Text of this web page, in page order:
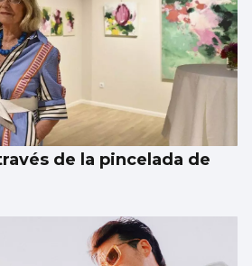
de la pincelada de